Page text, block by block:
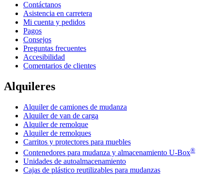
Contáctanos
Asistencia en carretera
Mi cuenta y pedidos
Pagos
Consejos
Preguntas frecuentes
Accesibilidad
Comentarios de clientes
Alquileres
Alquiler de camiones de mudanza
Alquiler de van de carga
Alquiler de remolque
Alquiler de remolques
Carritos y protectores para muebles
Contenedores para mudanza y almacenamiento U-Box®
Unidades de autoalmacenamiento
Cajas de plástico reutilizables para mudanzas